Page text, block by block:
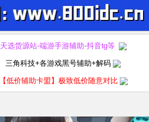
天选货源站-端游手游辅助-抖音tg等
三角科技+各游戏黑号辅助+解码
【低价辅助卡盟】极致低价随意对比